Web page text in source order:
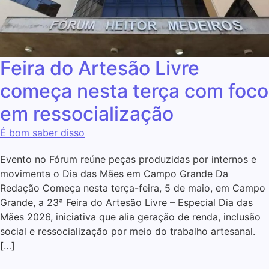
Feira do Artesão Livre
começa nesta terça com foco
em ressocialização
É bom saber disso
Evento no Fórum reúne peças produzidas por internos e
movimenta o Dia das Mães em Campo Grande Da
Redação Começa nesta terça-feira, 5 de maio, em Campo
Grande, a 23ª Feira do Artesão Livre – Especial Dia das
Mães 2026, iniciativa que alia geração de renda, inclusão
social e ressocialização por meio do trabalho artesanal.
[…]